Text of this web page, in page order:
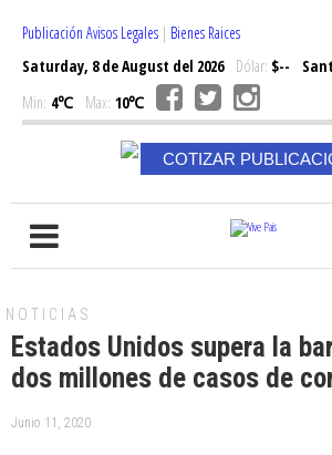
Publicación Avisos Legales | Bienes Raices
Saturday, 8 de August del 2026Dólar: $--
Min: 4℃ Max: 10℃
COTIZAR
NOTICIAS
Estados Unidos supera la
dos millones de casos de
Junio 11, 2020